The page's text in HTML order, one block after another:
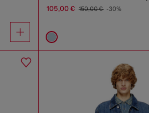
105,00 € 150,00 € -30%